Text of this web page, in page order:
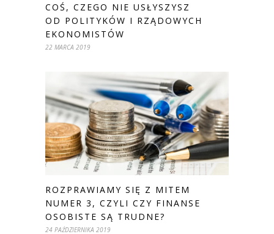
COŚ, CZEGO NIE USŁYSZYSZ
OD POLITYKÓW I RZĄDOWYCH
EKONOMISTÓW
22 MARCA 2019
ROZPRAWIAMY SIĘ Z MITEM
NUMER 3, CZYLI CZY FINANSE
OSOBISTE SĄ TRUDNE?
24 PAŹDZIERNIKA 2019